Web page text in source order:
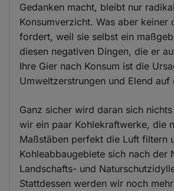
Gedanken macht, bleibt nur
Konsumverzicht. Was aber keiner
fordert, weil sie selbst ein
diesen negativen Dingen, die er
Ihre Gier nach Konsum ist die
Umweltzerstrungen und Elend auf
Ganz sicher wird daran sich
wir ein paar Kohlekraftwerke, die
Maßstäben perfekt die Luft filtern
Kohleabbaugebiete sich nach der
Landschafts- und
Stattdessen werden wir noch